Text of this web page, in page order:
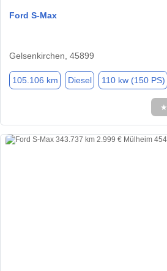
Ford S-Max
Gelsenkirchen, 45899
105.106 km Diesel 110 kw (150 PS)
★